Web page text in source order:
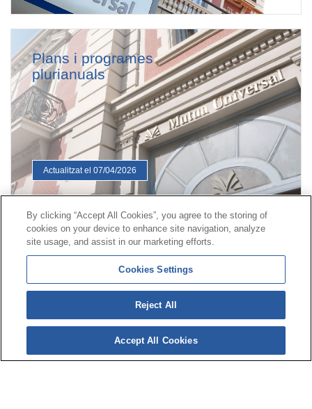
Plans i programes
plurianuals
Actualitzat el 07/04/2026
Contacte |Perfil del contractant|Reclamacions
Línia Universal 900 203 203|Zona Privada Comissió de
Prestacions Especials|Zona Privada Proveïdor Sanitari
© Mutua Universal 2026| Mapa del web
Política de Protecció de Dades | Política de cookies
Segueix-nos a:
By clicking “Accept All Cookies”, you agree to the storing of
cookies on your device to enhance site navigation, analyze
site usage, and assist in our marketing efforts.
Cookies Settings
Reject All
Accept All Cookies